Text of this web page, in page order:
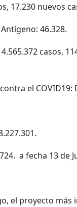
17.230 nuevos
46.328.
casos,
el
a fecha 13 de
el proyecto